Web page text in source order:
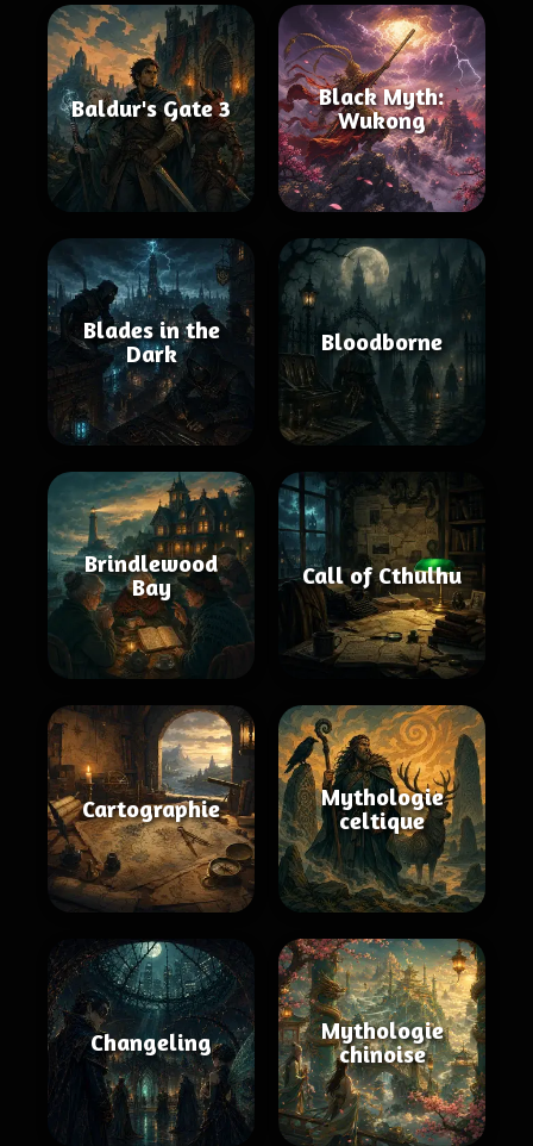
Baldur's Gate 3
Black Myth:
Wukong
Blades in the
Dark
Bloodborne
Brindlewood
Bay
Call of Cthulhu
Cartographie
Mythologie
celtique
Changeling
Mythologie
chinoise